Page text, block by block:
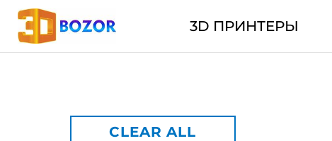
3D ПРИНТЕРЫ
CLEAR ALL